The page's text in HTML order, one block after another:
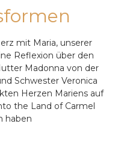
mit Maria, unserer
Reflexion über den
Madonna von der
Schwester Veronica
Herzen Mariens auf
the Land of Carmel
haben